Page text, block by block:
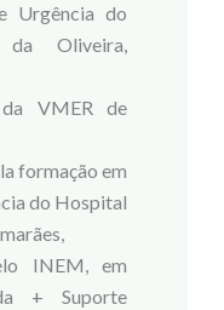
Urgência do
Oliveira,
da VMER de
formação em
do Hospital
INEM, em
+ Suporte